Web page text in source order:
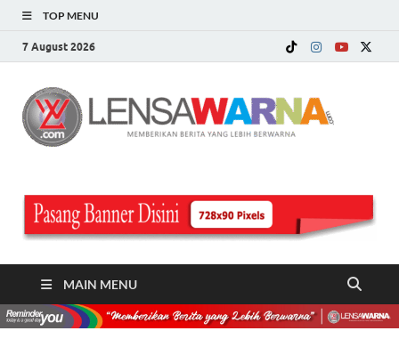
TOP MENU
7 August 2026
MAIN MENU